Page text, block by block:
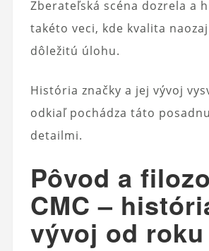
Zberateľská scéna dozrela a
takéto veci, kde kvalita
dôležitú úlohu.
História značky a jej vývoj
odkiaľ pochádza táto
detailmi.
Pôvod a
CMC –
vývoj od roku